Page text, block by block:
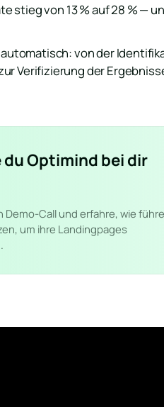
stieg von 13 % auf 28 % —
von der
Verifizierung der
Optimind bei dir
Call und erfahre, wie
um ihre Landingpages